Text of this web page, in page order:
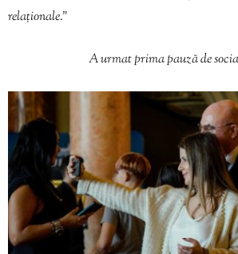
relaționale.”
A urmat prima pauză de